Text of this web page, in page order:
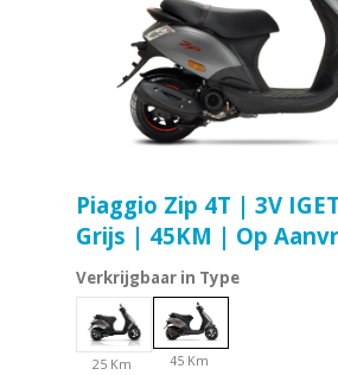
Piaggio Zip 4T | 3V
Grijs | 45KM | Op
Verkrijgbaar in Type
25 Km 45 Km